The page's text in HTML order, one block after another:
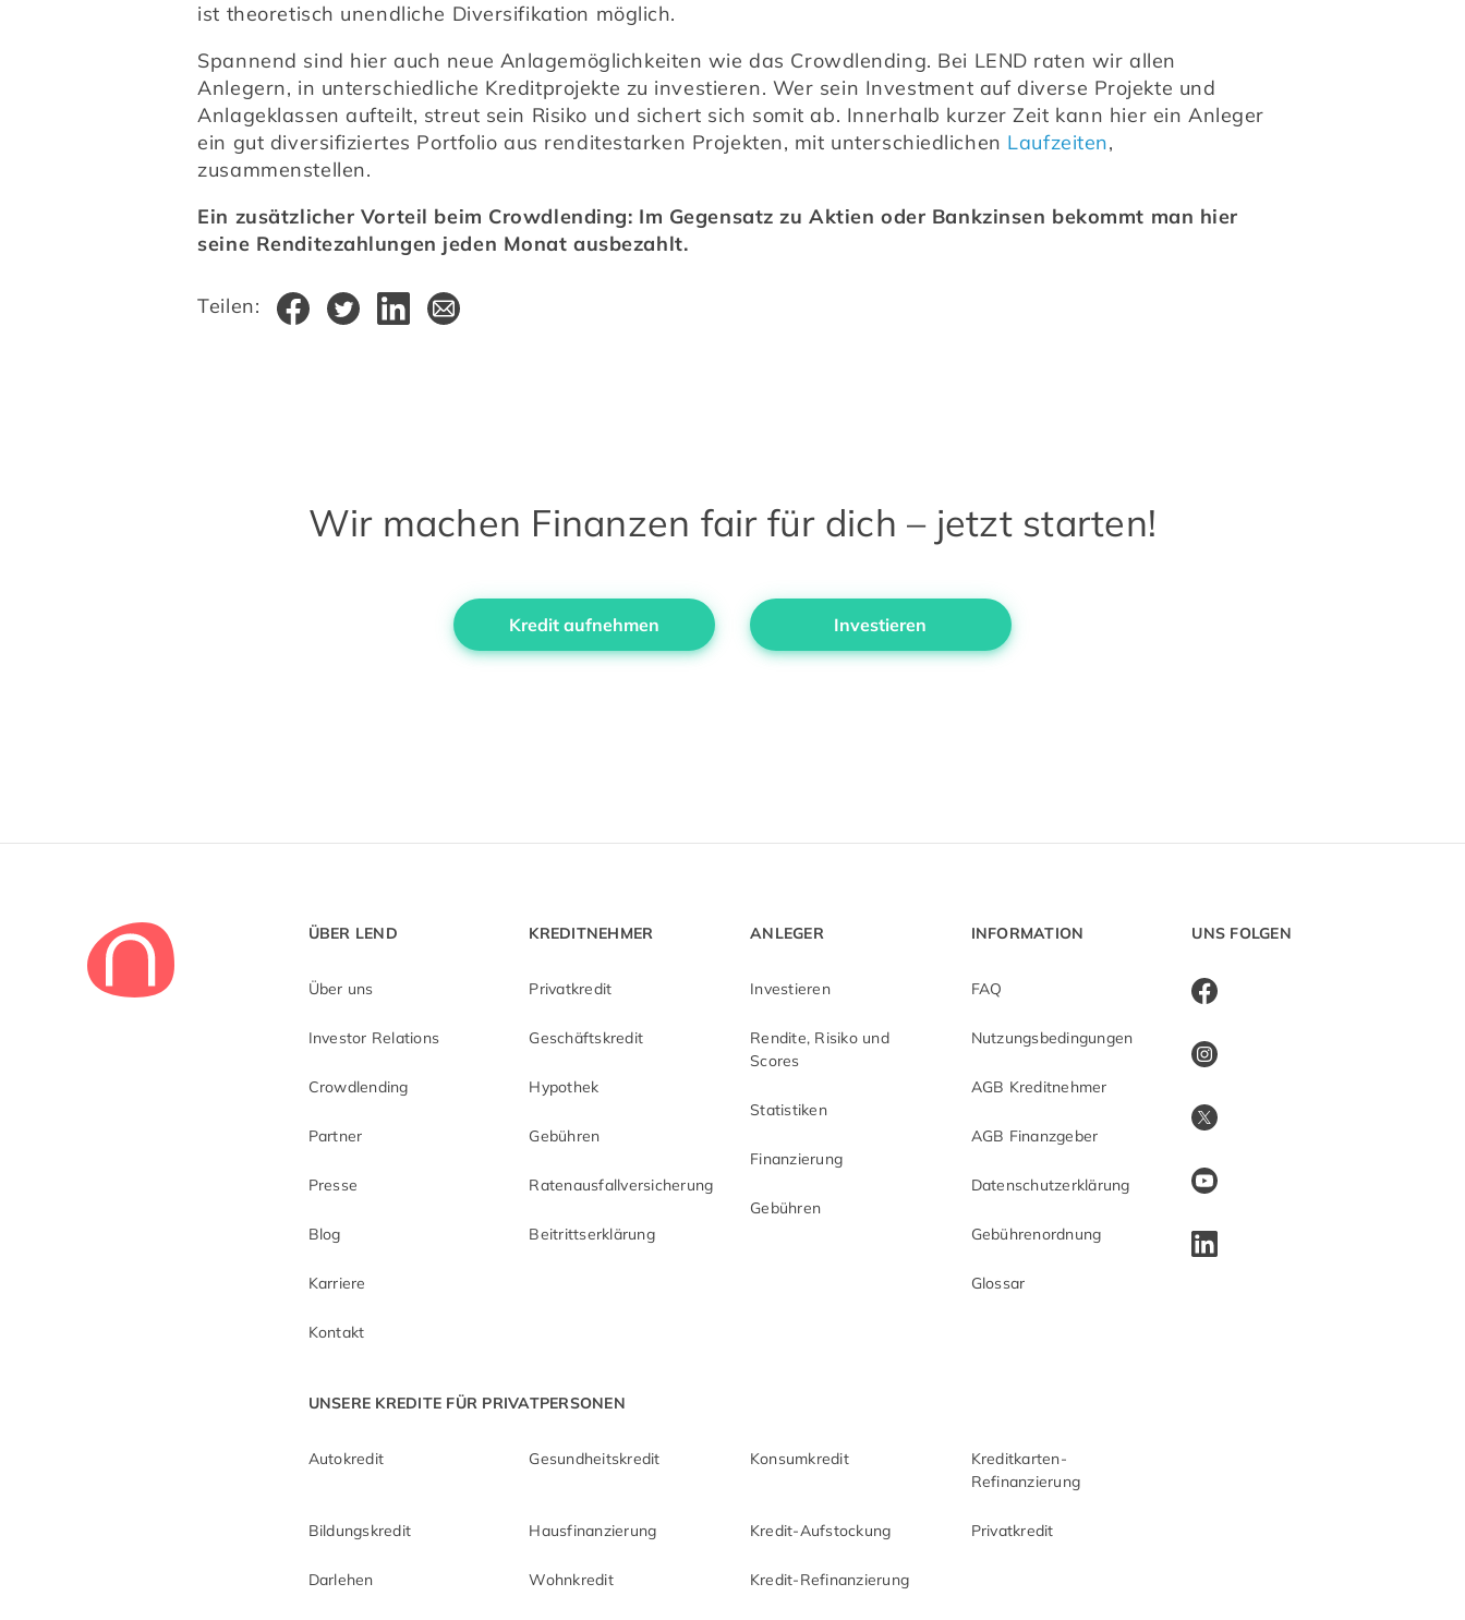
ist theoretisch unendliche Diversifikation möglich.
Spannend sind hier auch neue Anlagemöglichkeiten wie das Crowdlending. Bei LEND raten wir allen
Anlegern, in unterschiedliche Kreditprojekte zu investieren. Wer sein Investment auf diverse Projekte und
Anlageklassen aufteilt, streut sein Risiko und sichert sich somit ab. Innerhalb kurzer Zeit kann hier ein Anleger
ein gut diversifiziertes Portfolio aus renditestarken Projekten, mit unterschiedlichen Laufzeiten,
zusammenstellen.
Ein zusätzlicher Vorteil beim Crowdlending: Im Gegensatz zu Aktien oder Bankzinsen bekommt man hier
seine Renditezahlungen jeden Monat ausbezahlt.
Teilen:
Wir machen Finanzen fair für dich – jetzt starten!
Kredit aufnehmen Investieren
ÜBER LEND
Über uns
Investor Relations
Crowdlending
Partner
Presse
Blog
Karriere
Kontakt
KREDITNEHMER
Privatkredit
Geschäftskredit
Hypothek
Gebühren
Ratenausfallversicherung
Beitrittserklärung
ANLEGER
Investieren
Rendite, Risiko und
Scores
Statistiken
Finanzierung
Gebühren
INFORMATION
FAQ
Nutzungsbedingungen
AGB Kreditnehmer
AGB Finanzgeber
Datenschutzerklärung
Gebührenordnung
Glossar
UNS FOLGEN
UNSERE KREDITE FÜR PRIVATPERSONEN
Autokredit Gesundheitskredit Konsumkredit
Kreditkarten-
Refinanzierung
Bildungskredit Hausfinanzierung Kredit-Aufstockung Privatkredit
Darlehen Wohnkredit Kredit-Refinanzierung